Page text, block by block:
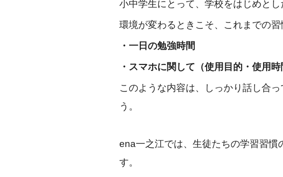
小中学生にとって、学校をはじめとし
環境が変わるときこそ、これまでの
・一日の勉強時間
・スマホに関して（使用目的・使用
このような内容は、しっかり話し合
う。
ena一之江では、生徒たちの学習習慣
す。